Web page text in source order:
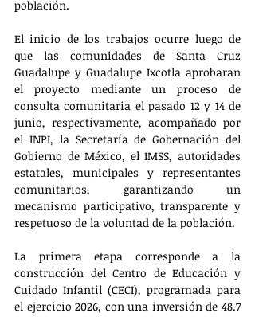
población.
El inicio de los trabajos ocurre luego de
que las comunidades de Santa Cruz
Guadalupe y Guadalupe Ixcotla aprobaran
el proyecto mediante un proceso de
consulta comunitaria el pasado 12 y 14 de
junio, respectivamente, acompañado por
el INPI, la Secretaría de Gobernación del
Gobierno de México, el IMSS, autoridades
estatales, municipales y representantes
comunitarios, garantizando un
mecanismo participativo, transparente y
respetuoso de la voluntad de la población.
La primera etapa corresponde a la
construcción del Centro de Educación y
Cuidado Infantil (CECI), programada para
el ejercicio 2026, con una inversión de 48.7